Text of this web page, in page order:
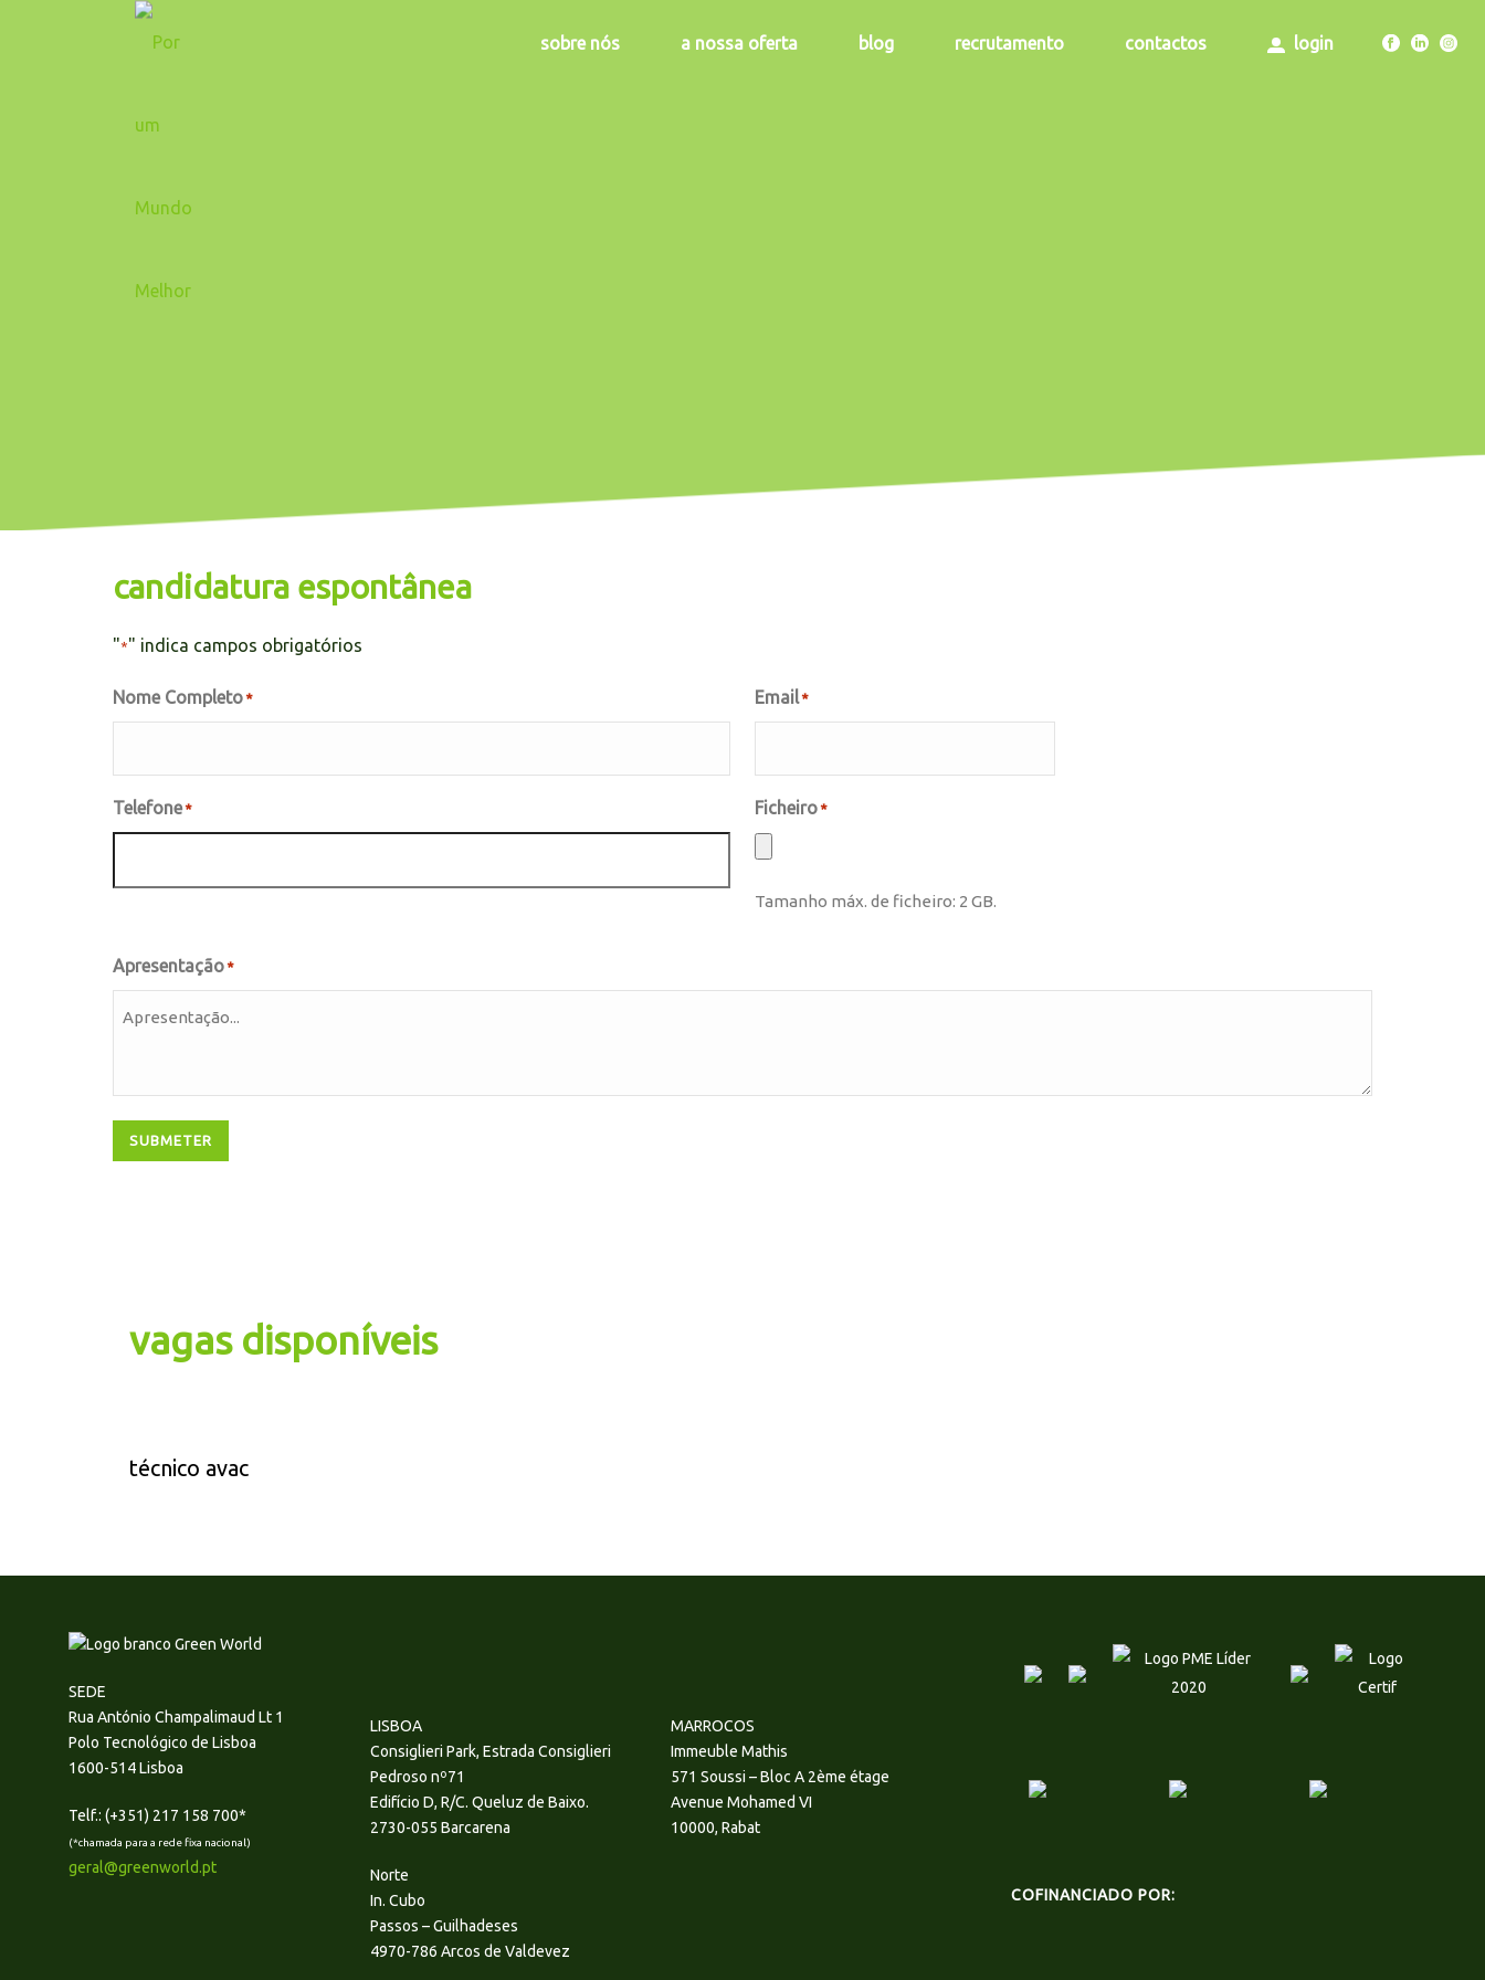
sobre nós a nossa oferta blog recrutamento contactos login
candidatura espontânea
"*" indica campos obrigatórios
Nome Completo* Email*
Telefone* Ficheiro*
Tamanho máx. de ficheiro: 2 GB.
Apresentação*
SUBMETER
vagas disponíveis
técnico avac
SEDE
Rua António Champalimaud Lt 1
Polo Tecnológico de Lisboa
1600-514 Lisboa
Telf.: (+351) 217 158 700*
(*chamada para a rede fixa nacional)
geral@greenworld.pt
LISBOA
Consiglieri Park, Estrada Consiglieri
Pedroso nº71
Edifício D, R/C. Queluz de Baixo.
2730-055 Barcarena
Norte
In. Cubo
Passos – Guilhadeses
4970-786 Arcos de Valdevez
MARROCOS
Immeuble Mathis
571 Soussi – Bloc A 2ème étage
Avenue Mohamed VI
10000, Rabat
COFINANCIADO POR: